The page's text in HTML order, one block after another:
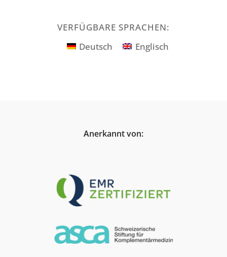
VERFÜGBARE SPRACHEN:
Deutsch
Englisch
Anerkannt von: